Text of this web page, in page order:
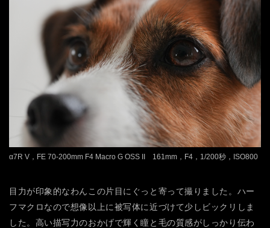
α7R V，FE 70-200mm F4 Macro G OSS II 161mm，F4，1/200秒，ISO800
目力が印象的なわんこの片目にぐっと寄って撮りました。ハー
フマクロなので想像以上に被写体に近づけて少しビックリしま
した。高い描写力のおかげで輝く瞳と毛の質感がしっかり伝わ